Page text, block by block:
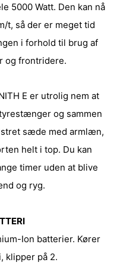
5000 Watt. Den kan nå
t, så der er meget tid
i forhold til brug af
og frontridere.
E er utrolig nem at
og sammen
sæde med armlæn,
helt i top. Du kan
timer uden at blive
og ryg.
Ion batterier. Kører
klipper på 2.